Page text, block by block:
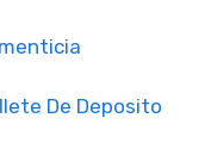
De Deposito